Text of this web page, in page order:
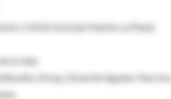
( HIGA Gral San Martín La Plata)
la vida:
(Hosp..Zonal de Agudos Narciso